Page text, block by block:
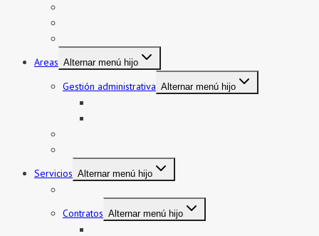
Areas Alternar menú hijo
Gestión administrativa Alternar menú hijo
Servicios Alternar menú hijo
Contratos Alternar menú hijo